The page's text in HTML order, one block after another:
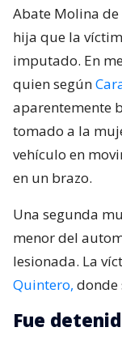
Abate Molina de
hija que la
imputado. En
quien según
aparentemente
tomado a la
vehículo en
en un brazo.
Una segunda
menor del
lesionada. La
Quintero, donde
Fue